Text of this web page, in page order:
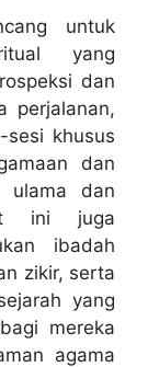
untuk
yang
dan
perjalanan,
sesi khusus
dan
ulama dan
ini juga
ibadah
zikir, serta
yang
mereka
agama